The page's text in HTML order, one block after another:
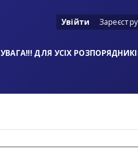
Увійти
УВАГА!!! ДЛЯ УСІХ